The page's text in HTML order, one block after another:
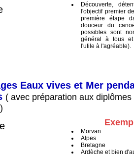
Découverte,
l'objectif premier
première étape
douceur du
possibles sont
général à tous
l'utile à l'agréable).
Eaux vives et Mer
( avec préparation aux
Morvan
Alpes
Bretagne
Ardèche et bien